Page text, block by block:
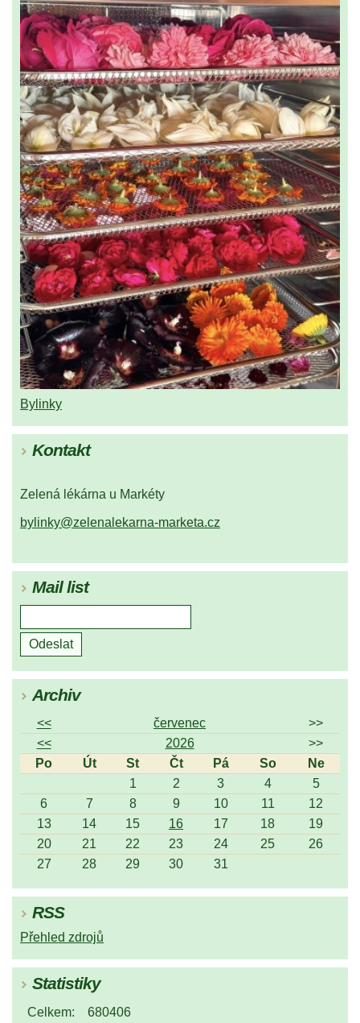
Bylinky
Kontakt
Zelená lékárna u Markéty
bylinky@zelenalekarna-marketa.cz
Mail list
Archiv
<< červenec
>>
<<
2026
>>
Po
Út St Čt Pá So
Ne
1
2 3 4
5
6
7 8 9 10 11
12
13
14 15 16 17 18
19
20
21 22 23 24 25
26
27
28 29 30 31
RSS
Přehled zdrojů
Statistiky
Celkem: 680406